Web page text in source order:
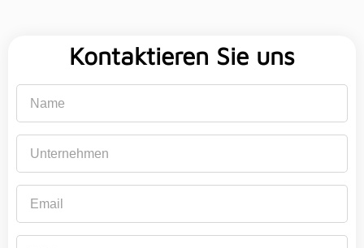
Kontaktieren Sie uns